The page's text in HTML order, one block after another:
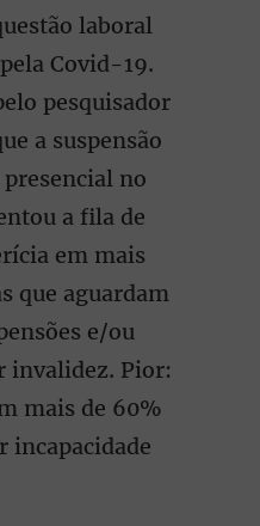
laboral
Covid-19.
pesquisador
a suspensão
no
a fila de
em mais
que aguardam
e/ou
invalidez. Pior:
mais de 60%
incapacidade